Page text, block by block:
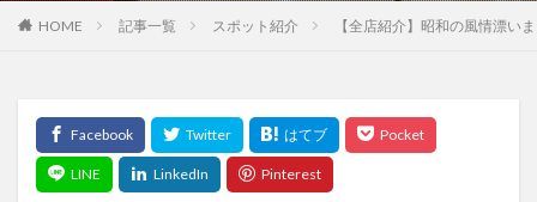
HOME 記事一覧 スポット紹介 【全店紹介】昭和の風情漂い